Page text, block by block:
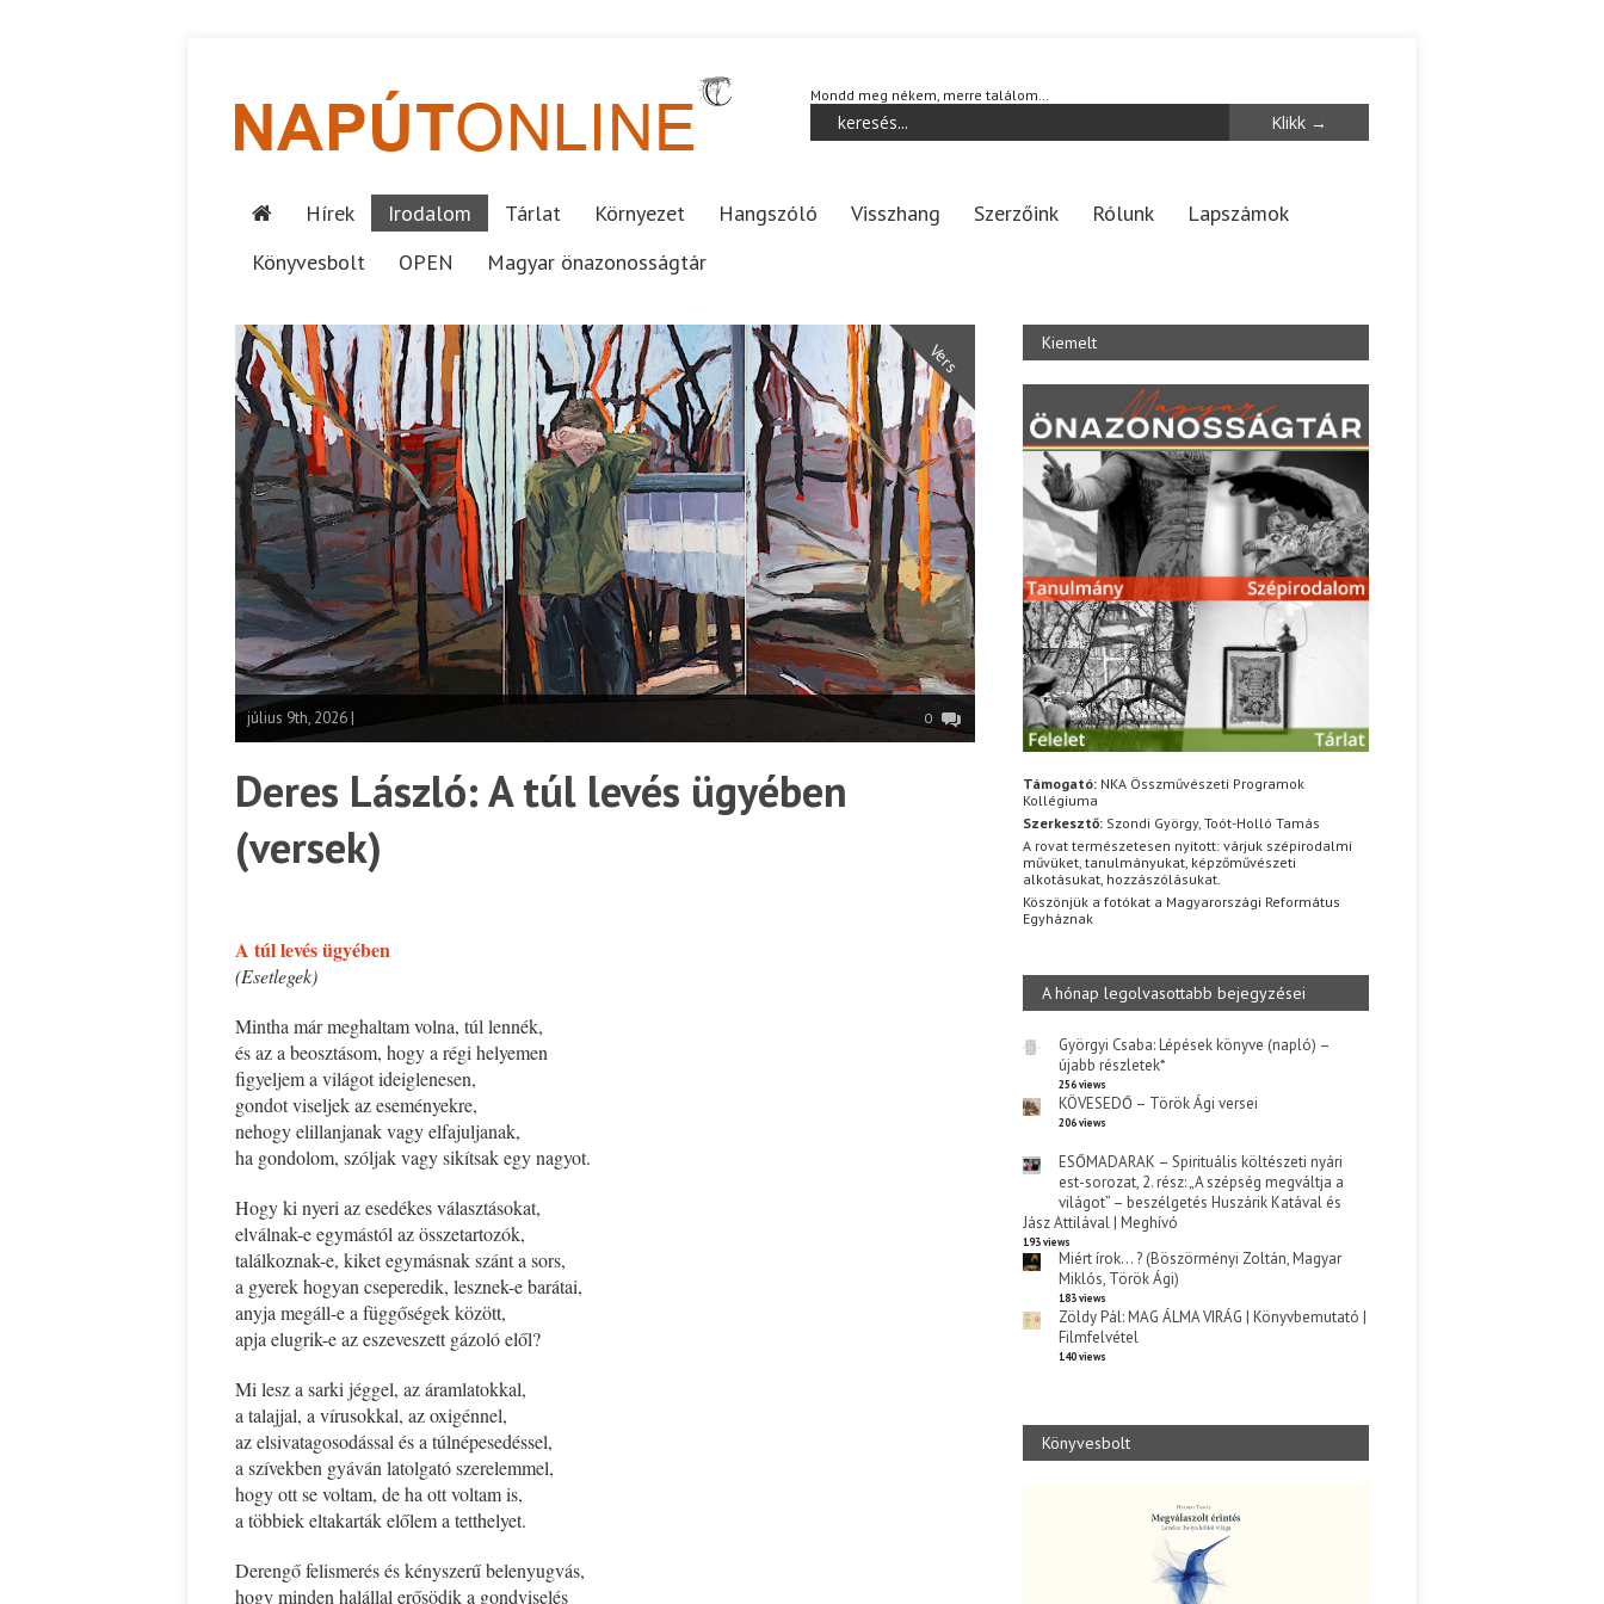
Mondd meg nékem, merre találom…
Hírek Irodalom Tárlat Környezet Hangszóló Visszhang Szerzőink Rólunk
Lapszámok
Könyvesbolt
OPEN Magyar önazonosságtár
Vers
július 9th, 2026 | 0
Deres László: A túl levés ügyében
(versek)
A túl levés ügyében
(Esetlegek)
Mintha már meghaltam volna, túl lennék,
és az a beosztásom, hogy a régi helyemen
figyeljem a világot ideiglenesen,
gondot viseljek az eseményekre,
nehogy elillanjanak vagy elfajuljanak,
ha gondolom, szóljak vagy sikítsak egy nagyot.
Hogy ki nyeri az esedékes választásokat,
elválnak-e egymástól az összetartozók,
találkoznak-e, kiket egymásnak szánt a sors,
a gyerek hogyan cseperedik, lesznek-e barátai,
anyja megáll-e a függőségek között,
apja elugrik-e az eszeveszett gázoló elől?
Mi lesz a sarki jéggel, az áramlatokkal,
a talajjal, a vírusokkal, az oxigénnel,
az elsivatagosodással és a túlnépesedéssel,
a szívekben gyáván latolgató szerelemmel,
hogy ott se voltam, de ha ott voltam is,
a többiek eltakarták előlem a tetthelyet.
Derengő felismerés és kényszerű belenyugvás,
hogy minden halállal erősödik a gondviselés
Kiemelt
Támogató: NKA Összművészeti Programok
Kollégiuma
Szerkesztő: Szondi György, Toót-Holló Tamás
A rovat természetesen nyitott: várjuk szépirodalmi
művüket, tanulmányukat, képzőművészeti
alkotásukat, hozzászólásukat.
Köszönjük a fotókat a Magyarországi Református
Egyháznak
A hónap legolvasottabb bejegyzései
Györgyi Csaba: Lépések könyve (napló) –
újabb részletek*
256 views
KÖVESEDŐ – Török Ági versei
206 views
ESŐMADARAK – Spirituális költészeti nyári
est-sorozat, 2. rész: „A szépség megváltja a
világot” – beszélgetés Huszárik Katával és
Jász Attilával | Meghívó
193 views
Miért írok… ? (Böszörményi Zoltán, Magyar
Miklós, Török Ági)
183 views
Zöldy Pál: MAG ÁLMA VIRÁG | Könyvbemutató |
Filmfelvétel
140 views
Könyvesbolt